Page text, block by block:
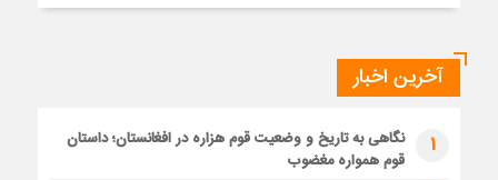
آخرین اخبار
1
نگاهی به تاریخ و وضعیت قوم هزاره در افغانستان؛ داستان
قوم همواره مغضوب